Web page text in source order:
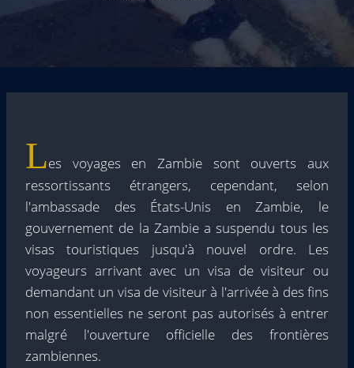
Les voyages en Zambie sont ouverts aux
ressortissants étrangers, cependant, selon
l'ambassade des États-Unis en Zambie, le
gouvernement de la Zambie a suspendu tous les
visas touristiques jusqu'à nouvel ordre. Les
voyageurs arrivant avec un visa de visiteur ou
demandant un visa de visiteur à l'arrivée à des fins
non essentielles ne seront pas autorisés à entrer
malgré l'ouverture officielle des frontières
zambiennes.